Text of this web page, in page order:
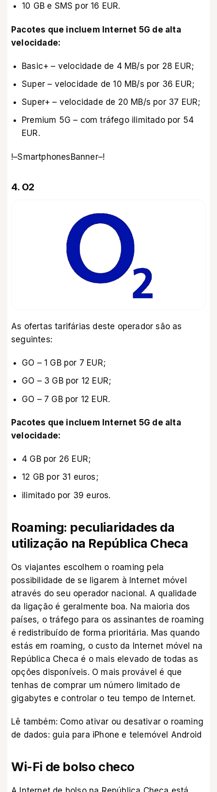
10 GB e SMS por 16 EUR.
Pacotes que incluem Internet 5G de alta
velocidade:
Basic+ – velocidade de 4 MB/s por 28 EUR;
Super – velocidade de 10 MB/s por 36 EUR;
Super+ – velocidade de 20 MB/s por 37 EUR;
Premium 5G – com tráfego ilimitado por 54
EUR.
!–SmartphonesBanner–!
4. O2
As ofertas tarifárias deste operador são as
seguintes:
GO – 1 GB por 7 EUR;
GO – 3 GB por 12 EUR;
GO – 7 GB por 12 EUR.
Pacotes que incluem Internet 5G de alta
velocidade:
4 GB por 26 EUR;
12 GB por 31 euros;
ilimitado por 39 euros.
Roaming: peculiaridades da
utilização na República Checa
Os viajantes escolhem o roaming pela
possibilidade de se ligarem à Internet móvel
através do seu operador nacional. A qualidade
da ligação é geralmente boa. Na maioria dos
países, o tráfego para os assinantes de roaming
é redistribuído de forma prioritária. Mas quando
estás em roaming, o custo da Internet móvel na
República Checa é o mais elevado de todas as
opções disponíveis. O mais provável é que
tenhas de comprar um número limitado de
gigabytes e controlar o teu tempo de Internet.
Lê também: Como ativar ou desativar o roaming
de dados: guia para iPhone e telemóvel Android
Wi-Fi de bolso checo